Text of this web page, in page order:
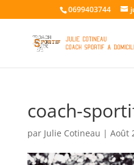
0699403744
coach-
par Julie Cotineau | Août